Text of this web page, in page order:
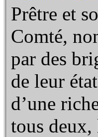
Prêtre et
Comté,
par des
de leur
d’une
tous deux,